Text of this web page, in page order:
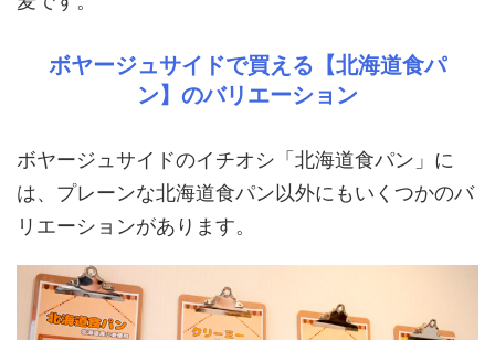
ボヤージュサイドで買える【北海道食パ
ン】のバリエーション
ボヤージュサイドのイチオシ「北海道食パン」に
は、プレーンな北海道食パン以外にもいくつかのバ
リエーションがあります。